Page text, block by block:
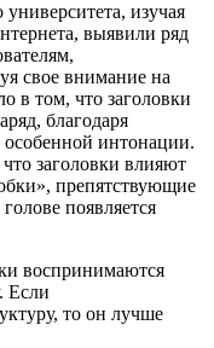
изучая
выявили ряд
свое внимание на
в том, что заголовки
благодаря
интонации.
заголовки влияют
препятствующие
появляется
воспринимаются
Если
то он лучше